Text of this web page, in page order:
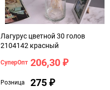
Лагурус цветной 30 голов
2104142 красный
СуперОпт 206,30 ₽
Розница 275 ₽